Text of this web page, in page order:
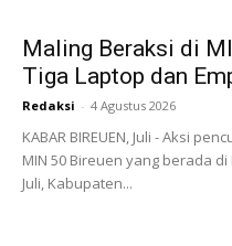
Maling Beraksi di
Tiga Laptop dan
Redaksi - 4 Agustus 2026
KABAR BIREUEN, Juli - Aksi
MIN 50 Bireuen yang berada
Juli, Kabupaten...